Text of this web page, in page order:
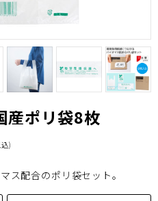
ポリ袋8枚
)
ス配合のポリ袋セット。